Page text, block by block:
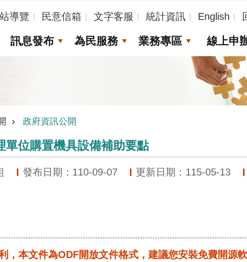
導覽 民意信箱 文字客服 統計資訊 English
訊息發布 為民服務 業務專區 線上申
政府資訊公開
單位購置機具設備補助要點
發布日期：110-09-07 更新日期：115-05-13
，本文件為ODF開放文件格式，建議您安裝免費開源